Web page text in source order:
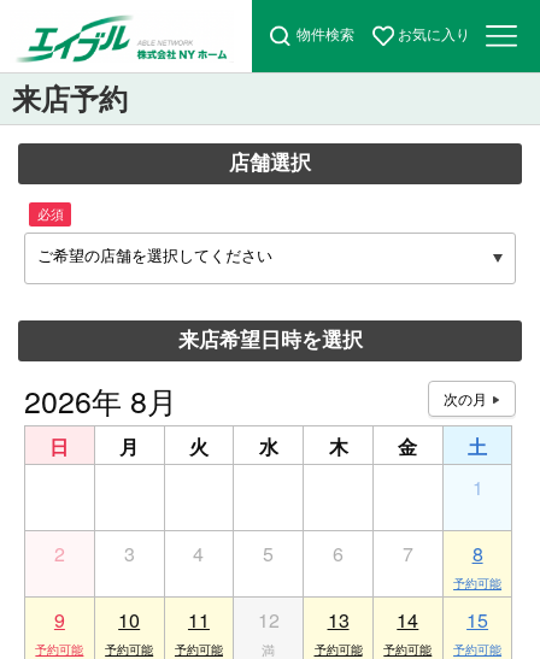
物件検索 お気に入り
来店予約
店舗選択
必須
ご希望の店舗を選択してください
来店希望日時を選択
2026年 8月
日 月 火 水 木 金
土
1
2 3 4 5 6 7 8
9 10 11 12 13 14 15